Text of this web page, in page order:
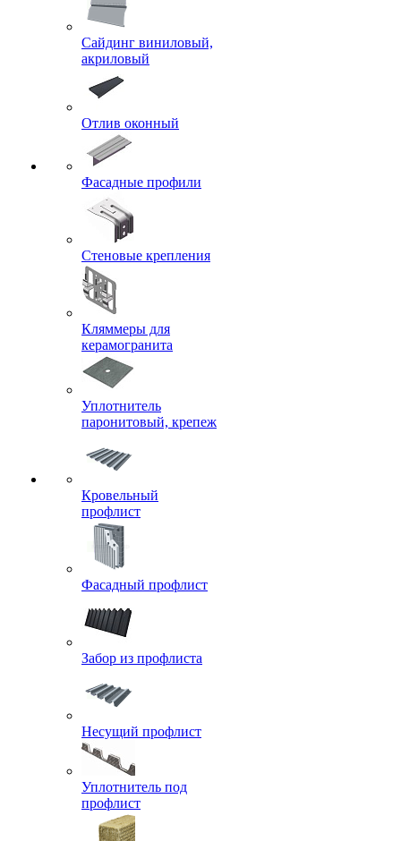
Сайдинг виниловый,
акриловый
Отлив оконный
Фасадные профили
Стеновые крепления
Кляммеры для
керамогранита
Уплотнитель
паронитовый, крепеж
Кровельный
профлист
Фасадный профлист
Забор из профлиста
Несущий профлист
Уплотнитель под
профлист